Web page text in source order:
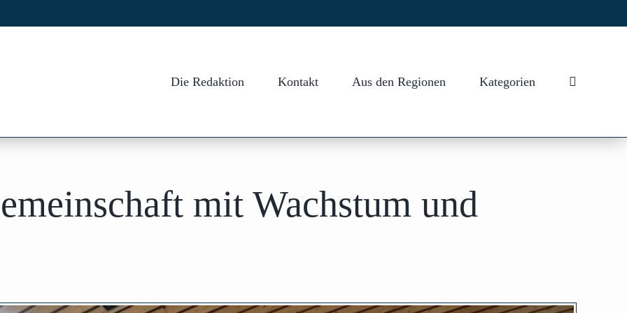
Die Redaktion Kontakt Aus den Regionen Kategorien
mit Wachstum und